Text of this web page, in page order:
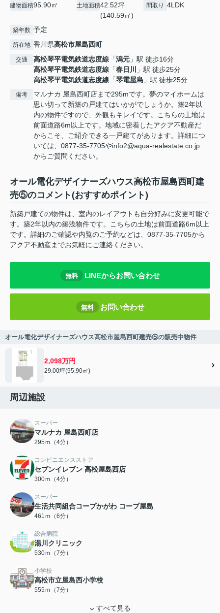
建物面積95.90㎡ 土地面積42.52坪
(140.59㎡)
間取り 4LDK
築年数 予定
所在地 香川県高松市屋島西町
交通 高松琴平電気鉄道志度線 「潟元 」駅 徒歩16分
高松琴平電気鉄道志度線 「春日川
」駅 徒歩25分
高松琴平電気鉄道志度線 「琴電屋島 」駅 徒歩25分
備考
マルナカ 屋島西町店まで295mです。夢のマイホームは
思い切って新築の戸建てはいかがでしょうか。築2年以
内の物件ですので、外観もキレイです。こちらの土地は
前面道路6m以上です。地域に密着したアクア不動産だ
からこそ、ご紹介できる一戸建てがあります。詳細につ
いては、0877-35-7705やinfo2@aqua-realestate.co.jp
からご質問ください。
オール電化デザイナーズハウス高松市屋島西町建
売⑤のコメント(おすすめポイント)
新築戸建ての物件は、室内のレイアウトも自分好みに変更可能で
す。築2年以内の築浅物件です。こちらの土地は前面道路6m以上
です。詳細のご確認や内覧のご予約などは、0877-35-7705から
アクア不動産までお気軽にご連絡ください。
無料 LINEからお問い合わせ
無料 お問い合わせ
オール電化デザイナーズハウス高松市屋島西町建売⑤の販売中物件
2,098万円
29.00坪(95.90㎡)
周辺施設
スーパー
マルナカ 屋島西町店
295ｍ（4分）
コンビニエンスストア
セブンイレブン 高松屋島西店
300ｍ（4分）
スーパー
生活共同組合コープかがわ コープ屋島
461ｍ（6分）
総合病院
湯川クリニック
530ｍ（7分）
小学校
高松市立屋島西小学校
555ｍ（7分）
すべて見る